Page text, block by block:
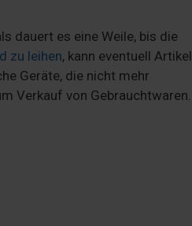
dauert es eine Weile, bis die
zu leihen, kann eventuell Artikel
Geräte, die nicht mehr
Verkauf von Gebrauchtwaren.